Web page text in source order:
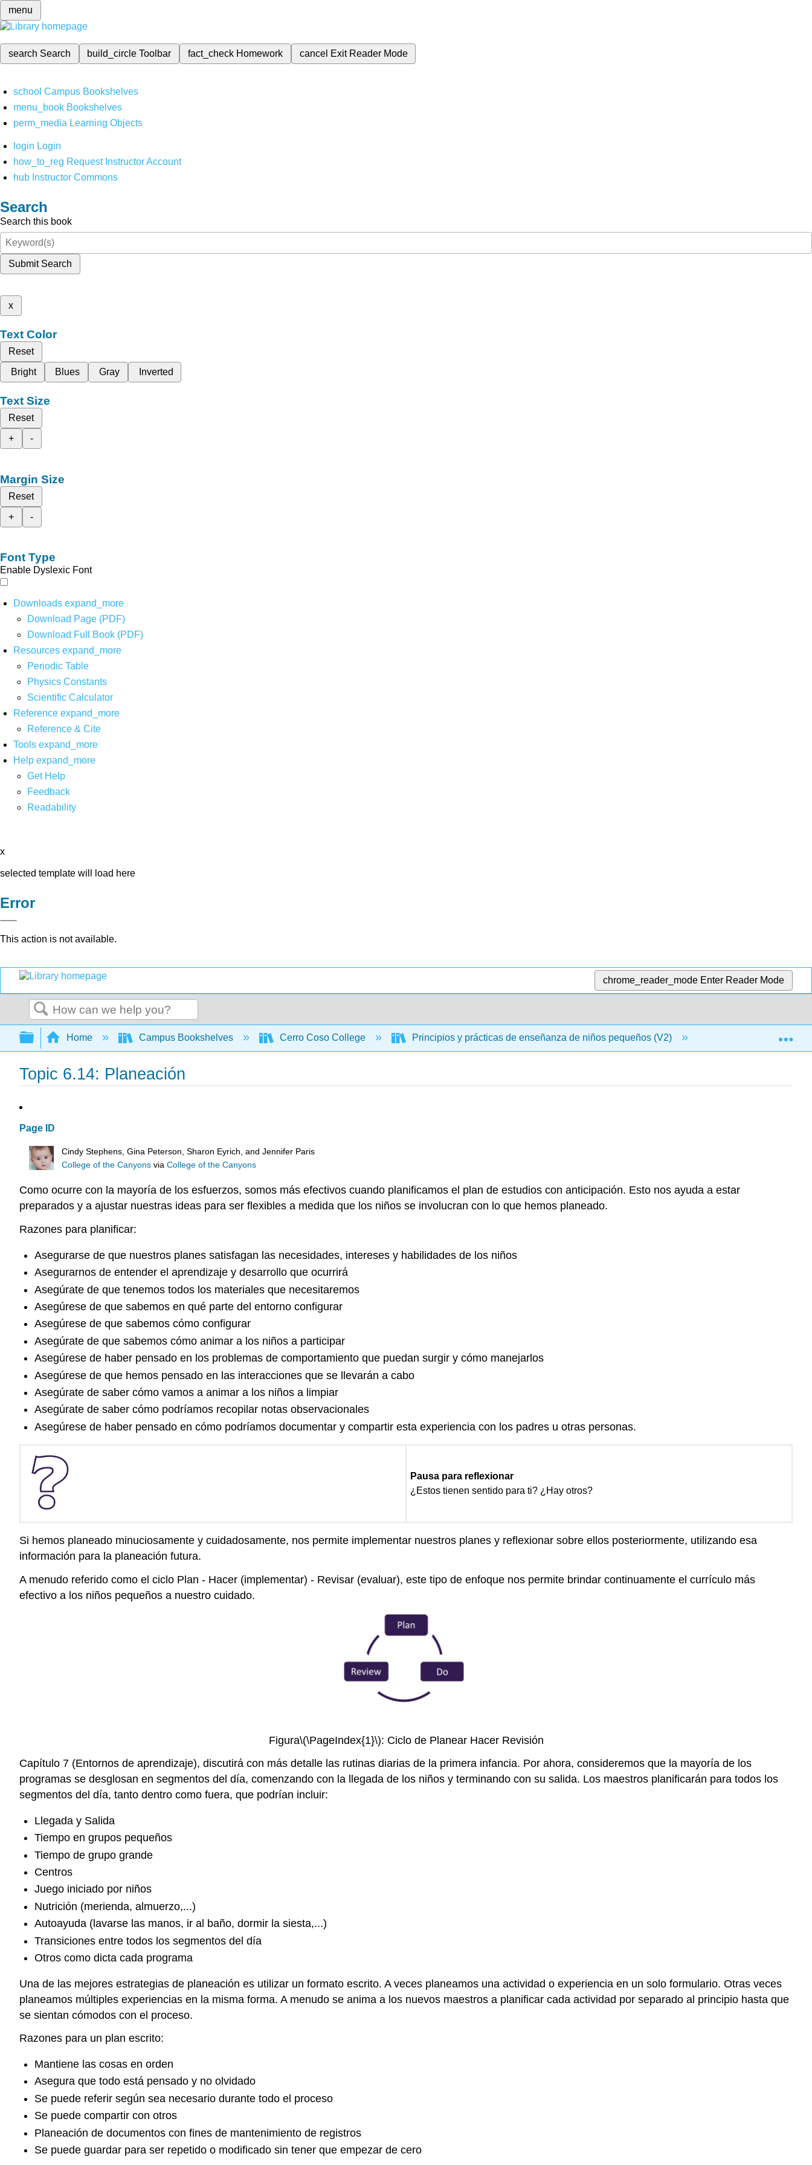
menu
search Search build_circleToolbar fact_check Homework cancel Exit Reader Mode
school Campus Bookshelves
menu_book Bookshelves
perm_media Learning Objects
login Login
how_to_reg Request Instructor Account
hub Instructor Commons
Search
Search this book
Submit Search
x
Text Color
Reset
Bright
Blues Gray Inverted
Text Size
Reset
+
-
Margin Size
Reset
+
-
Font Type
Enable Dyslexic Font
Downloads expand_more
Download Page (PDF)
Download Full Book (PDF)
Resources expand_more
Periodic Table
Physics Constants
Scientific Calculator
Reference expand_more
Reference & Cite
Tools expand_more
Help expand_more
Get Help
Feedback
Readability
x
selected template will load here
Error
This action is not available.
chrome_reader_mode Enter Reader Mode
Search
Expand/collapse global hierarchy
Home Campus Bookshelves Cerro Coso College Principios y prácticas de enseñanza de niños pequeños (V2) 6: Fundamentos
Topic 6.14: Planeación
Page ID
Cindy Stephens, Gina Peterson, Sharon Eyrich, and Jennifer Paris
College of the Canyons viaCollege of the Canyons
Como ocurre con la mayoría de los esfuerzos, somos más efectivos cuando planificamos el plan de estudios con anticipación. Esto nos ayuda a estar
preparados y a ajustar nuestras ideas para ser flexibles a medida que los niños se involucran con lo que hemos planeado.
Razones para planificar:
Asegurarse de que nuestros planes satisfagan las necesidades, intereses y habilidades de los niños
Asegurarnos de entender el aprendizaje y desarrollo que ocurrirá
Asegúrate de que tenemos todos los materiales que necesitaremos
Asegúrese de que sabemos en qué parte del entorno configurar
Asegúrese de que sabemos cómo configurar
Asegúrate de que sabemos cómo animar a los niños a participar
Asegúrese de haber pensado en los problemas de comportamiento que puedan surgir y cómo manejarlos
Asegúrese de que hemos pensado en las interacciones que se llevarán a cabo
Asegúrate de saber cómo vamos a animar a los niños a limpiar
Asegúrate de saber cómo podríamos recopilar notas observacionales
Asegúrese de haber pensado en cómo podríamos documentar y compartir esta experiencia con los padres u otras personas.
Pausa para reflexionar
¿Estos tienen sentido para ti? ¿Hay otros?
Si hemos planeado minuciosamente y cuidadosamente, nos permite implementar nuestros planes y reflexionar sobre ellos posteriormente, utilizando esa
información para la planeación futura.
A menudo referido como el ciclo Plan - Hacer (implementar) - Revisar (evaluar), este tipo de enfoque nos permite brindar continuamente el currículo más
efectivo a los niños pequeños a nuestro cuidado.
Figura\(\PageIndex{1}\): Ciclo de Planear Hacer Revisión
Capítulo 7 (Entornos de aprendizaje), discutirá con más detalle las rutinas diarias de la primera infancia. Por ahora, consideremos que la mayoría de los
programas se desglosan en segmentos del día, comenzando con la llegada de los niños y terminando con su salida. Los maestros planificarán para todos los
segmentos del día, tanto dentro como fuera, que podrían incluir:
Llegada y Salida
Tiempo en grupos pequeños
Tiempo de grupo grande
Centros
Juego iniciado por niños
Nutrición (merienda, almuerzo,...)
Autoayuda (lavarse las manos, ir al baño, dormir la siesta,...)
Transiciones entre todos los segmentos del día
Otros como dicta cada programa
Una de las mejores estrategias de planeación es utilizar un formato escrito. A veces planeamos una actividad o experiencia en un solo formulario. Otras veces
planeamos múltiples experiencias en la misma forma. A menudo se anima a los nuevos maestros a planificar cada actividad por separado al principio hasta que
se sientan cómodos con el proceso.
Razones para un plan escrito:
Mantiene las cosas en orden
Asegura que todo está pensado y no olvidado
Se puede referir según sea necesario durante todo el proceso
Se puede compartir con otros
Planeación de documentos con fines de mantenimiento de registros
Se puede guardar para ser repetido o modificado sin tener que empezar de cero